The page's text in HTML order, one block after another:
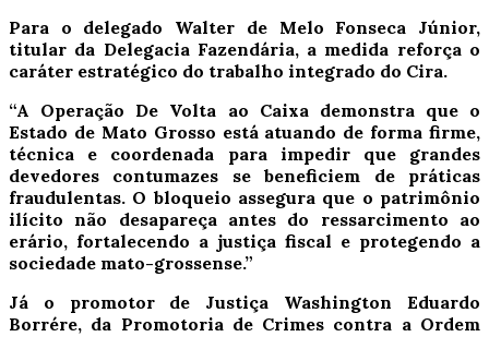
Para o delegado Walter de Melo Fonseca Júnior,
titular da Delegacia Fazendária, a medida reforça o
caráter estratégico do trabalho integrado do Cira.
“A Operação De Volta ao Caixa demonstra que o
Estado de Mato Grosso está atuando de forma firme,
técnica e coordenada para impedir que grandes
devedores contumazes se beneficiem de práticas
fraudulentas. O bloqueio assegura que o patrimônio
ilícito não desapareça antes do ressarcimento ao
erário, fortalecendo a justiça fiscal e protegendo a
sociedade mato-grossense.”
Já o promotor de Justiça Washington Eduardo
Borrére, da Promotoria de Crimes contra a Ordem